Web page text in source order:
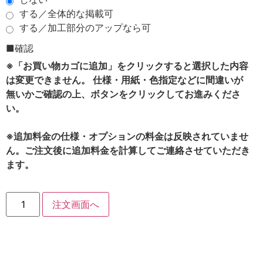
する／全体的な掲載可
する／加工部分のアップなら可
■確認
※「お買い物カゴに追加」をクリックすると選択した内容
は変更できません。 仕様・用紙・色指定などに間違いが
無いかご確認の上、ボタンをクリックしてお進みくださ
い。
※追加料金の仕様・オプションの料金は反映されていませ
ん。ご注文後に追加料金を計算してご連絡させていただき
ます。
注文画面へ